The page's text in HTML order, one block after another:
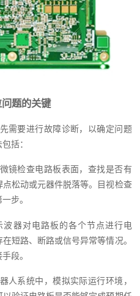
题的关键
需要进行故障诊断，以确定问题
括：
镜检查电路板表面，查找是否有
松动或元器件脱落等。目视检查
步。
器对电路板的各个节点进行电
短路、断路或信号异常等情况。
段。
人系统中，模拟实际运行环境，